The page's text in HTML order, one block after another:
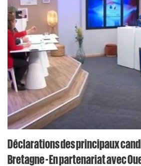
Déclarations des principaux
Bretagne - En partenariat avec